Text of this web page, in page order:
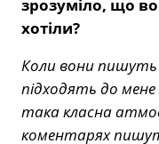
зрозуміло, що
хотіли?
Коли вони пишуть
підходять до
така класна
коментарях